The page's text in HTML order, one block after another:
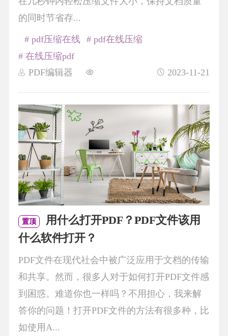
的同时节省存...
PDF编辑器 2023-11-21
# pdf压缩在线
# pdf在线压缩
# 在线压缩pdf
置顶
用什么打开PDF？PDF文件该用
什么软件打开？
PDF文件在现代社会中被广泛应用于文档的传输
和共享。然而，很多人对于如何打开PDF文件感
到困惑。难道你也一样吗？不用担心，我来解
答你的问题！打开PDF文件的方法有很多种，比
如使用A...